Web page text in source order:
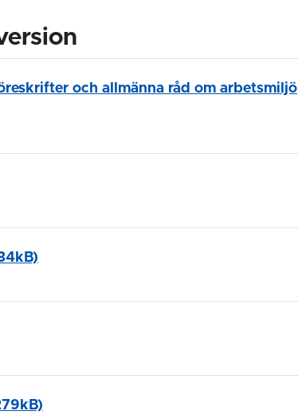
och allmänna råd om arbetsmiljö